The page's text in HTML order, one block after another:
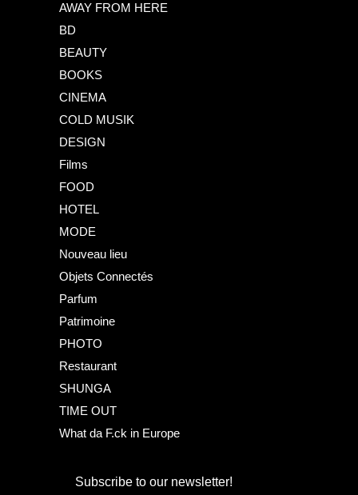
AWAY FROM HERE
BD
BEAUTY
BOOKS
CINEMA
COLD MUSIK
DESIGN
Films
FOOD
HOTEL
MODE
Nouveau lieu
Objets Connectés
Parfum
Patrimoine
PHOTO
Restaurant
SHUNGA
TIME OUT
What da F.ck in Europe
Subscribe to our newsletter!